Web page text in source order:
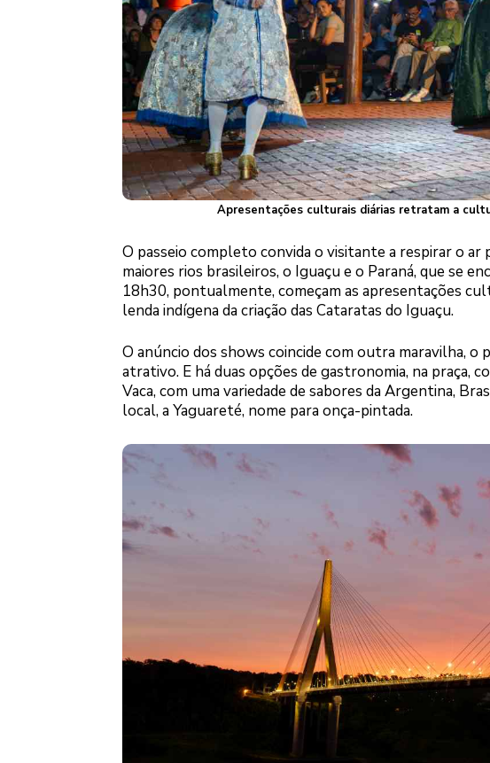
Apresentações culturais diárias retratam a
O passeio completo convida o visitante a respirar o
maiores rios brasileiros, o Iguaçu e o Paraná, que se
18h30, pontualmente, começam as apresentações
lenda indígena da criação das Cataratas do Iguaçu.
O anúncio dos shows coincide com outra maravilha,
atrativo. E há duas opções de gastronomia, na praça,
Vaca, com uma variedade de sabores da Argentina,
local, a Yaguareté, nome para onça-pintada.